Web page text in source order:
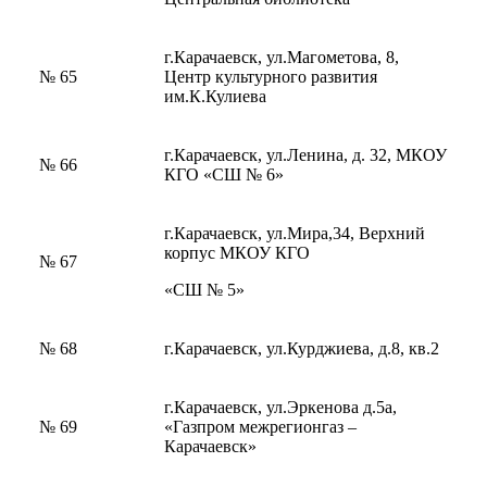
№ 65
г.Карачаевск, ул.Магометова, 8,
Центр культурного развития
им.К.Кулиева
№ 66
г.Карачаевск, ул.Ленина, д. 32, МКОУ
КГО «СШ № 6»
№ 67
г.Карачаевск, ул.Мира,34, Верхний
корпус МКОУ КГО
«СШ № 5»
№ 68 г.Карачаевск, ул.Курджиева, д.8, кв.2
№ 69
г.Карачаевск, ул.Эркенова д.5а,
«Газпром межрегионгаз –
Карачаевск»